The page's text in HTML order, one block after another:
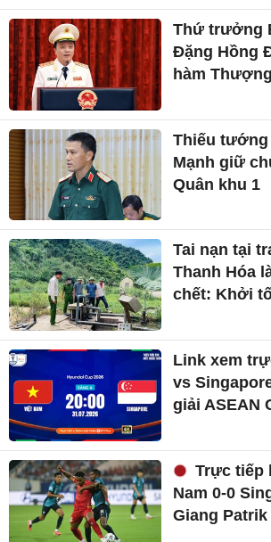
Thứ trưởng
Đặng Hồng
hàm
Thiếu tướng
Mạnh giữ
Quân khu 1
Tai nạn tại
Thanh Hóa
chết: Khởi
Link xem
vs
giải ASEAN
Trực tiếp
Nam 0-0
Giang